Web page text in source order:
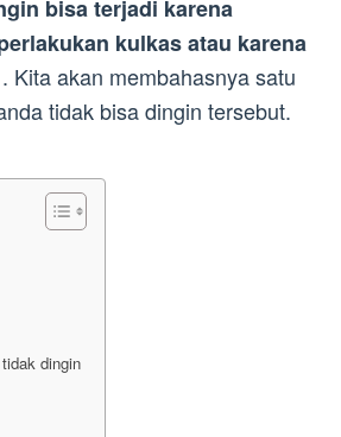
bisa terjadi karena
kulkas atau karena
. Kita akan membahasnya satu
tidak bisa dingin tersebut.
dingin